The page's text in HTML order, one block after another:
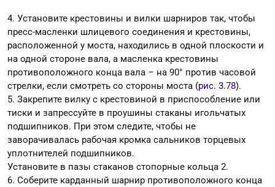
4. Установите крестовины и вилки шарниров так, чтобы
пресс-масленки шлицевого соединения и крестовины,
расположенной у моста, находились в одной плоскости и
на одной стороне вала, а масленка крестовины
противоположного конца вала – на 90° против часовой
стрелки, если смотреть со стороны моста (рис. 3.78).
5. Закрепите вилку с крестовиной в приспособление или
тиски и запрессуйте в проушины стаканы игольчатых
подшипников. При этом следите, чтобы не
заворачивалась рабочая кромка сальников торцевых
уплотнителей подшипников.
Установите в пазы стаканов стопорные кольца 2.
6. Соберите карданный шарнир противоположного конца